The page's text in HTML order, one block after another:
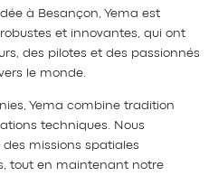
à Besançon, Yema est
et innovantes, qui ont
des pilotes et des passionnés
le monde.
Yema combine tradition
techniques. Nous
des missions spatiales
tout en maintenant notre